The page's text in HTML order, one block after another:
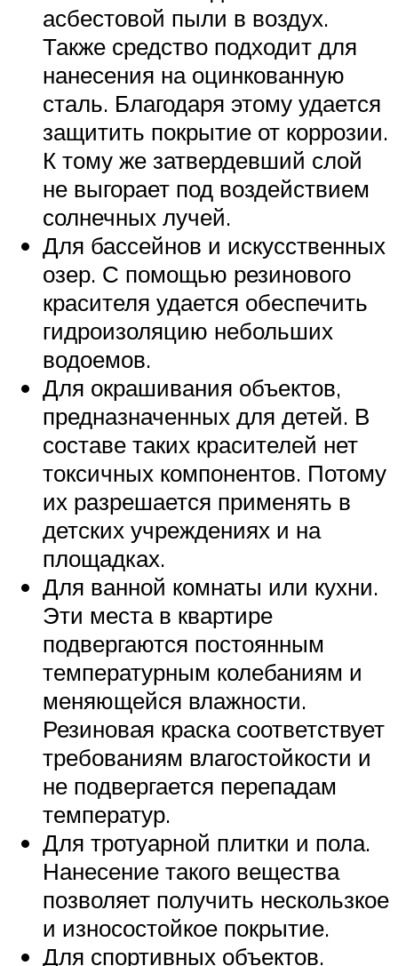
асбестовой пыли в воздух.
Также средство подходит для
нанесения на оцинкованную
сталь. Благодаря этому удается
защитить покрытие от коррозии.
К тому же затвердевший слой
не выгорает под воздействием
солнечных лучей.
Для бассейнов и искусственных
озер. С помощью резинового
красителя удается обеспечить
гидроизоляцию небольших
водоемов.
Для окрашивания объектов,
предназначенных для детей. В
составе таких красителей нет
токсичных компонентов. Потому
их разрешается применять в
детских учреждениях и на
площадках.
Для ванной комнаты или кухни.
Эти места в квартире
подвергаются постоянным
температурным колебаниям и
меняющейся влажности.
Резиновая краска соответствует
требованиям влагостойкости и
не подвергается перепадам
температур.
Для тротуарной плитки и пола.
Нанесение такого вещества
позволяет получить нескользкое
и износостойкое покрытие.
Для спортивных объектов.